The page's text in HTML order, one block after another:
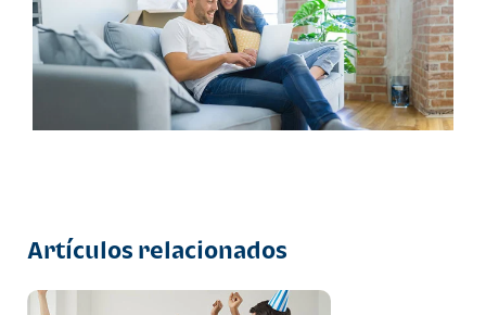
Artículos relacionados